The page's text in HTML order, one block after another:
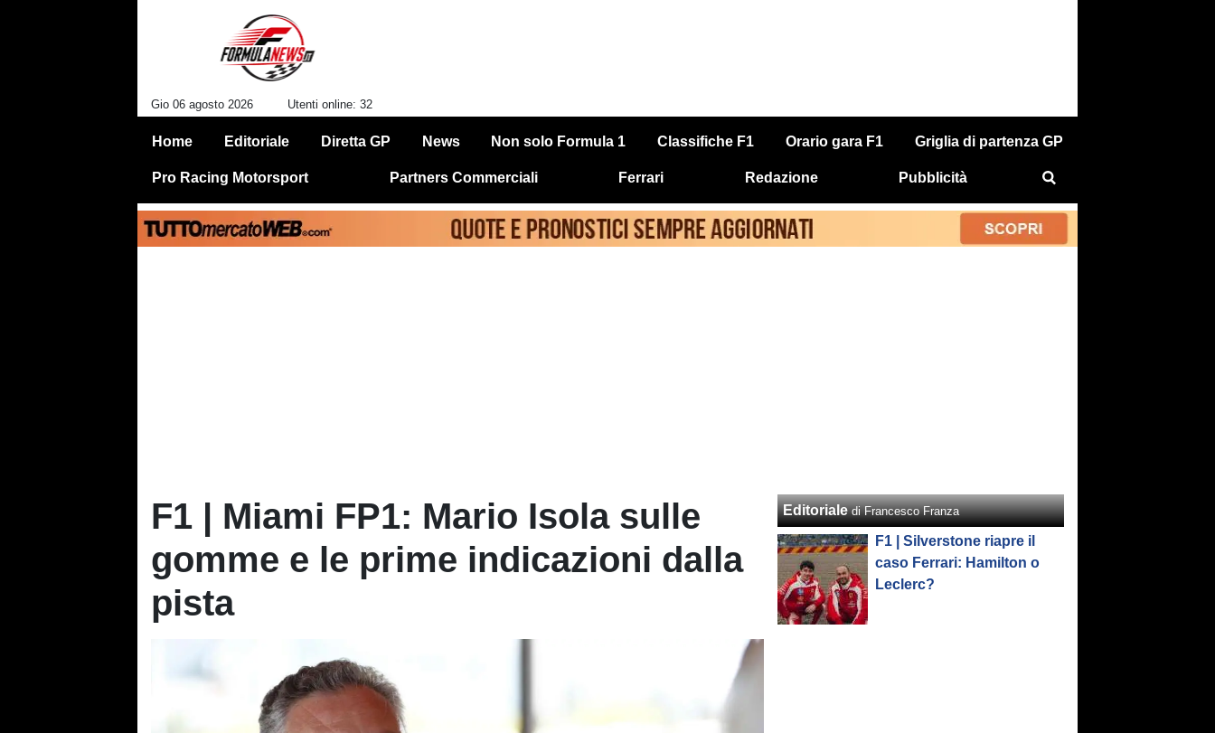
Gio 06 agosto 2026 Utenti online: 32
Home Editoriale Diretta GP News Non solo Formula 1 Classifiche F1 Orario gara F1 Griglia di partenza GP
Pro Racing Motorsport Partners Commerciali Ferrari Redazione Pubblicità
F1 | Miami FP1: Mario Isola sulle
gomme e le prime indicazioni dalla
pista
Editoriale di Francesco Franza
F1 | Silverstone riapre il
caso Ferrari: Hamilton o
Leclerc?